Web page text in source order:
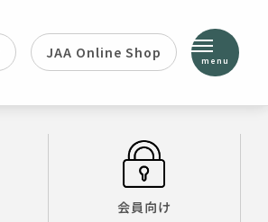
JAA Online Shop menu
会員向け